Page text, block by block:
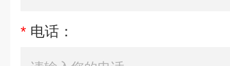
* 电话：